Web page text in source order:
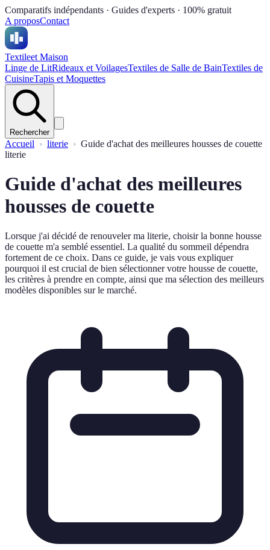
Comparatifs indépendants · Guides d'experts · 100% gratuit
A proposContact
Textileet Maison
Linge de LitRideaux et VoilagesTextiles de Salle de BainTextiles de
CuisineTapis et Moquettes
Rechercher
Accueil literie
Guide d'achat des meilleures housses de couette
literie
Guide d'achat des meilleures
housses de couette
Lorsque j'ai décidé de renouveler ma literie, choisir la bonne housse
de couette m'a semblé essentiel. La qualité du sommeil dépendra
fortement de ce choix. Dans ce guide, je vais vous expliquer
pourquoi il est crucial de bien sélectionner votre housse de couette,
les critères à prendre en compte, ainsi que ma sélection des meilleurs
modèles disponibles sur le marché.